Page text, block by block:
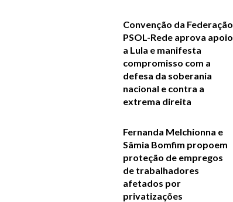
Convenção da Federação
PSOL-Rede aprova apoio
a Lula e manifesta
compromisso com a
defesa da soberania
nacional e contra a
extrema direita
Fernanda Melchionna e
Sâmia Bomfim propoem
proteção de empregos
de trabalhadores
afetados por
privatizações